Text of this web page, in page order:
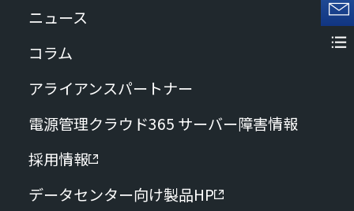
ニュース
コラム
アライアンスパートナー
電源管理クラウド365 サーバー障害情報
採用情報
データセンター向け製品HP